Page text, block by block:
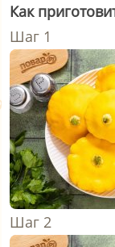
Как